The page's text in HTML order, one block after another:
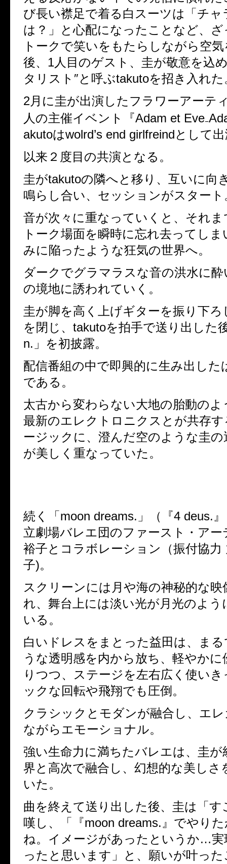
び長い襟足で着る白スーツは「チャ
は？」と心配になったことなど、
トークで笑いをもたらしながら空
後、 1人目のゲスト、圭が敬意を込
タリスト″と呼ぶtakutoを招き入れた
2月に圭が出演したフラワーアーテ
人の主催イベント『Adam et Eve₋
akutoはwolrd’s end girlfreindとして
以来２度目の共演となる。
圭がtakutoの隣へと移り、互いに向
鳴らし合い、セッションがスタート
音が次々に重なっていくと、それ
トーク場面を瞬時に忘れ去ってし
みに陥ったような狂気の世界へ。
ダークでグラマラスな音の洪水に
の境地に誘われていく。
圭が脚を高く上げギターを振り下
を閉じ、 takutoを拍手で送り出した
n. 」を初披露。
配信番組の中で即興的に生み出した
である。
太古から変わらない大地の胎動のよ
最新のエレクトロニクスとが共存
ージックに、澄んだ空のような圭
が美しく重なっていた。
続く「 moon dreams. 」（『4 deus.
立劇場バレエ団のファースト・アー
裕子とコラボレーション（振付協力
子)。
スクリーンには月や海の神秘的な映
れ、舞台上には淡い光が月光のよう
いる。
白いドレスをまとった益田は、ま
うな透明感を内から放ち、軽やかに
りつつ、ステージを左右広く使い
ックな回転や飛翔でも圧倒。
クラシックとモダンが融合し、エ
ながらエモーショナル。
強い生命力に満ちたバレエは、圭が
界と高次で融合し、幻想的な美しさ
いた。
曲を終えて送り出した後、圭は「す
嘆し、「『moon dreams. 』でやり
ね。イメージがあったというか…実
ったと思います」と、願いが叶っ